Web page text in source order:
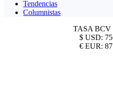
Tendencias
Columnistas
TASA BCV
$ USD:
€ EUR: